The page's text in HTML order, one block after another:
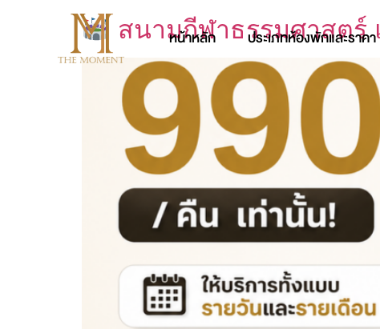
หน้าหลัก ประเภทห้องพักและราคา
สนามกีฬาธรรมศาสตร์